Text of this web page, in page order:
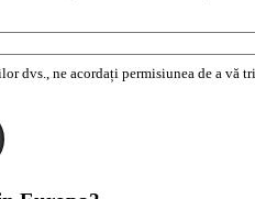
dvs., ne acordați permisiunea de a vă